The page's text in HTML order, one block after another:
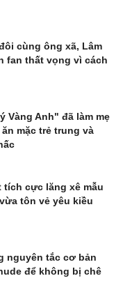
cùng ông xã, Lâm
fan thất vọng vì cách
Vàng Anh" đã làm mẹ
mặc trẻ trung và
tích cực lăng xê mẫu
tôn vẻ yêu kiều
nguyên tắc cơ bản
để không bị chê